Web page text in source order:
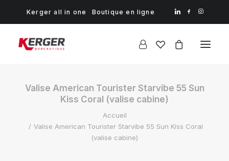
Kerger all in one Boutique en ligne
Valise American Tourister Starvibe 55 Sun
Kiss Coral (valise cabine)
Accueil
Valise American Tourister Starvibe 55 Sun Kiss Coral
(valise cabine)